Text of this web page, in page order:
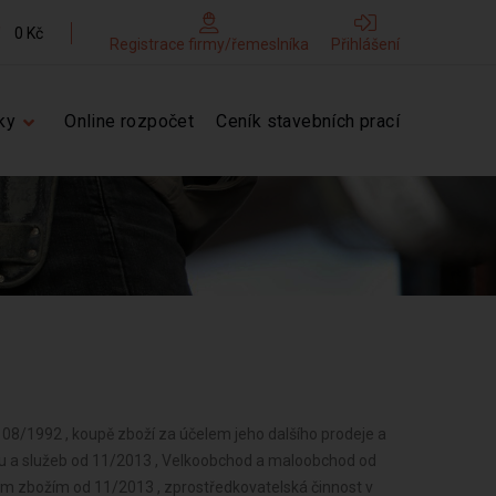
0 Kč
Registrace firmy/řemeslníka Přihlášení
Online rozpočet Ceník stavebních prací
1992 , koupě zboží za účelem jeho dalšího prodeje a
služeb od 11/2013 , Velkoobchod a maloobchod od
zbožím od 11/2013 , zprostředkovatelská činnost v